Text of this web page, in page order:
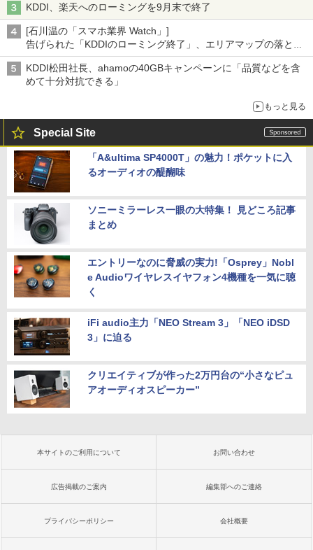
KDDI、楽天へのローミングを9月末で終了
[石川温の「スマホ業界 Watch」]
告げられた「KDDIのローミング終了」、エリアマップの落とし
穴と楽天モバイルの課題
KDDI松田社長、ahamoの40GBキャンペーンに「品質などを含
めて十分対抗できる」
もっと見る
Special Site
「A&ultima SP4000T」の魅力！ポケットに入
るオーディオの醍醐味
ソニーミラーレス一眼の大特集！ 見どころ記事
まとめ
エントリーなのに脅威の実力!「Osprey」Nobl
e Audioワイヤレスイヤフォン4機種を一気に聴
く
iFi audio主力「NEO Stream 3」「NEO iDSD
3」に迫る
クリエイティブが作った2万円台の“小さなピュ
アオーディオスピーカー”
本サイトのご利用について お問い合わせ
広告掲載のご案内 編集部へのご連絡
プライバシーポリシー 会社概要